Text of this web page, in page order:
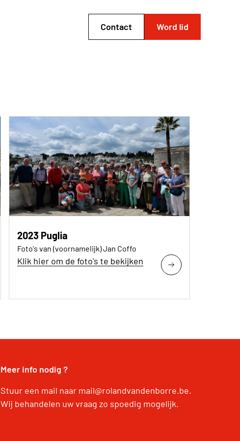
Contact Word lid
2023 Puglia
Foto's van (voornamelijk) Jan Coffo
Klik hier om de foto's te bekijken
Meer info nodig ?
Stuur een mail naar mail@rolandvandenborre.be.
Wij behandelen uw vraag zo spoedig mogelijk.